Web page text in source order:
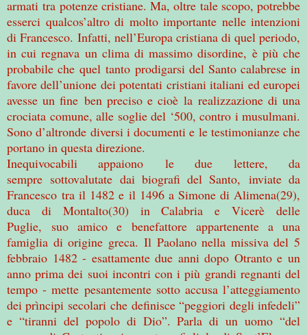
armati tra potenze cristiane. Ma, oltre tale scopo, potrebbe
esserci qualcos’altro di molto importante nelle intenzioni
di Francesco. Infatti, nell’Europa cristiana di quel periodo,
in cui regnava un clima di massimo disordine, è più che
probabile che quel tanto prodigarsi del Santo calabrese in
favore dell’unione dei potentati cristiani italiani ed europei
avesse un fine ben preciso e cioè la realizzazione di una
crociata comune, alle soglie del ‘500, contro i musulmani.
Sono d’altronde diversi i documenti e le testimonianze che
portano in questa direzione.
Inequivocabili appaiono le due lettere, da
sempre sottovalutate dai biografi del Santo, inviate da
Francesco tra il 1482 e il 1496 a Simone di Alimena(29),
duca di Montalto(30) in Calabria e Vicerè delle
Puglie, suo amico e benefattore appartenente a una
famiglia di origine greca. Il Paolano nella missiva del 5
febbraio 1482 - esattamente due anni dopo Otranto e un
anno prima dei suoi incontri con i più grandi regnanti del
tempo - mette pesantemente sotto accusa l’atteggiamento
dei prìncipi secolari che definisce “peggiori degli infedeli”
e “tiranni del popolo di Dio”. Parla di un uomo “del